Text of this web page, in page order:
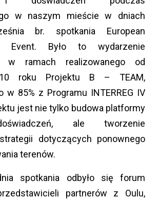
w naszym mieście w dniach
br. spotkania European
Event. Było to wydarzenie
w ramach realizowanego od
roku Projektu B – TEAM,
w 85% z Programu INTERREG IV
jest nie tylko budowa platformy
ale tworzenie
dotyczących ponownego
terenów.
spotkania odbyło się forum
partnerów z Oulu,